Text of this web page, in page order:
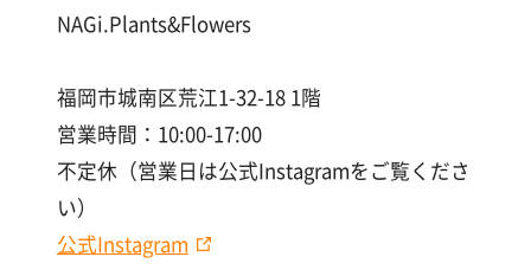
NAGi.Plants&Flowers
福岡市城南区荒江1-32-18 1階
営業時間：10:00-17:00
不定休（営業日は公式Instagramをご覧くださ
い）
公式Instagram